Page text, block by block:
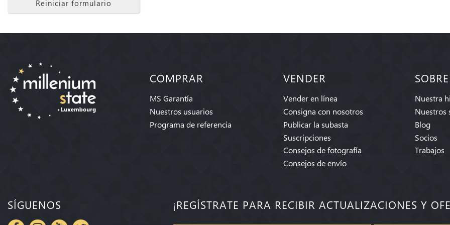
Reiniciar formulario
COMPRAR
MS Garantía
Nuestros usuarios
Programa de referencia
VENDER
Vender en línea
Consigna con nosotros
Publicar la subasta
Suscripciones
Consejos de fotografía
Consejos de envío
Nuestra
Nuestros
Blog
Socios
Trabajos
SÍGUENOS ¡REGÍSTRATE PARA RECIBIR ACTUALIZACIONES Y